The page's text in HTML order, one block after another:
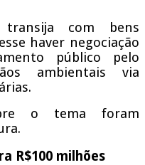
com bens
haver negociação
público pelo
ambientais via
o tema foram
R$100 milhões